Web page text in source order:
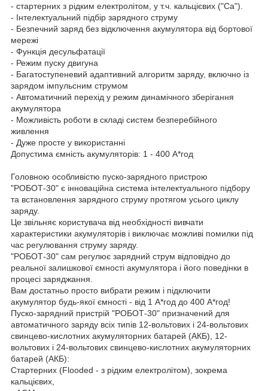
- стартерних з рідким електролітом, у т.ч. кальцієвих ("Ca").
- Інтелектуальний підбір зарядного струму
- Безпечний заряд без відключення акумулятора від бортової
мережі
- Функція десульфатації
- Режим пуску двигуна
- Багатоступеневий адаптивний алгоритм заряду, включно із
зарядом імпульсним струмом
- Автоматичний перехід у режим динамічного зберігання
акумулятора
- Можливість роботи в складі систем безперебійного
живлення
- Дуже просте у використанні
Допустима ємність акумуляторів: 1 - 400 А*год
Головною особливістю пуско-зарядного пристрою
"РОБОТ-30" є інноваційна система інтелектуального підбору
та встановлення зарядного струму протягом усього циклу
заряду.
Це звільняє користувача від необхідності вивчати
характеристики акумуляторів і виключає можливі помилки під
час регулювання струму заряду.
"РОБОТ-30" сам регулює зарядний струм відповідно до
реальної залишкової ємності акумулятора і його поведінки в
процесі заряджання.
Вам достатньо просто вибрати режим і підключити
акумулятор будь-якої ємності - від 1 А*год до 400 А*год!
Пуско-зарядний пристрій "РОБОТ-30" призначений для
автоматичного заряду всіх типів 12-вольтових і 24-вольтових
свинцево-кислотних акумуляторних батарей (АКБ), 12-
вольтових і 24-вольтових свинцево-кислотних акумуляторних
батарей (АКБ):
Стартерних (Flooded - з рідким електролітом), зокрема
кальцієвих,